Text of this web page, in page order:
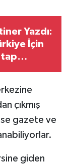
Yazdı:
İçin
çıkmış
gazete ve
giden